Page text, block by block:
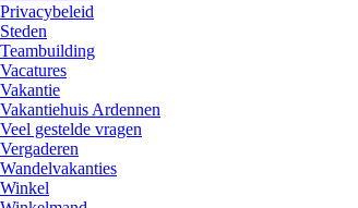
Privacybeleid
Steden
Teambuilding
Vacatures
Vakantie
Vakantiehuis Ardennen
Veel gestelde vragen
Vergaderen
Wandelvakanties
Winkel